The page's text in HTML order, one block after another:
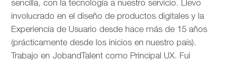
sencilla, con la tecnología a nuestro servicio. Llevo
involucrado en el diseño de productos digitales y la
Experiencia de Usuario desde hace más de 15 años
(prácticamente desde los inicios en nuestro país).
Trabajo en JobandTalent como Principal UX. Fui